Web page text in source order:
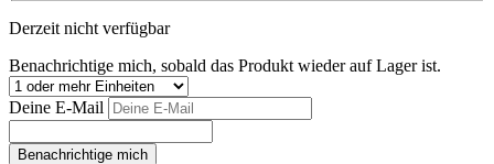
Derzeit nicht verfügbar
Benachrichtige mich, sobald das Produkt wieder auf Lager ist.
Deine E-Mail
Benachrichtige mich